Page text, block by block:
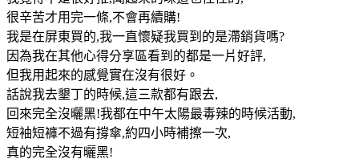
很辛苦才用完一條,不會再續購!
我是在屏東買的,我一直懷疑我買到的是滯銷貨嗎?
因為我在其他心得分享區看到的都是一片好評,
但我用起來的感覺實在沒有很好。
話說我去墾丁的時候,這三款都有跟去,
回來完全沒曬黑!我都在中午太陽最毒辣的時候活動,
短袖短褲不過有撐傘,約四小時補擦一次,
真的完全沒有曬黑!